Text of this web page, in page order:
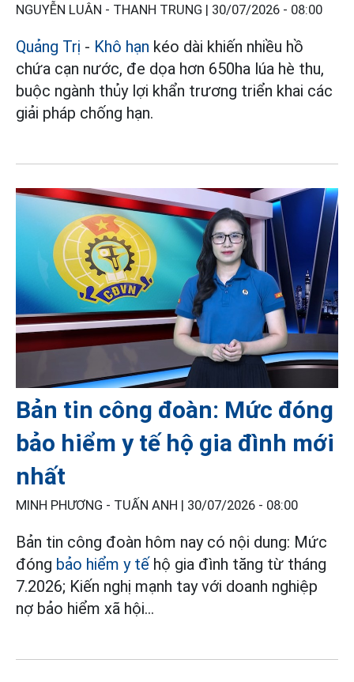
NGUYỄN LUÂN - THANH TRUNG | 30/07/2026 - 08:00
Quảng Trị - Khô hạn kéo dài khiến nhiều hồ
chứa cạn nước, đe dọa hơn 650ha lúa hè thu,
buộc ngành thủy lợi khẩn trương triển khai các
giải pháp chống hạn.
Bản tin công đoàn: Mức đóng
bảo hiểm y tế hộ gia đình mới
nhất
MINH PHƯƠNG - TUẤN ANH | 30/07/2026 - 08:00
Bản tin công đoàn hôm nay có nội dung: Mức
đóng bảo hiểm y tế hộ gia đình tăng từ tháng
7.2026; Kiến nghị mạnh tay với doanh nghiệp
nợ bảo hiểm xã hội...